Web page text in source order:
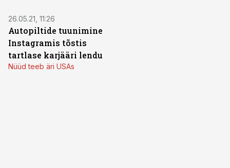
26.05.21, 11:26
Autopiltide tuunimine
Instagramis tõstis
tartlase karjääri lendu
Nüüd teeb äri USAs